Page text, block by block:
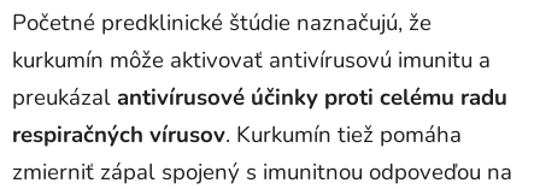
Početné predklinické štúdie naznačujú, že
kurkumín môže aktivovať antivírusovú imunitu a
preukázalantivírusové účinky proti celému radu
respiračných vírusov. Kurkumín tiež pomáha
zmierniť zápal spojený s imunitnou odpoveďou na